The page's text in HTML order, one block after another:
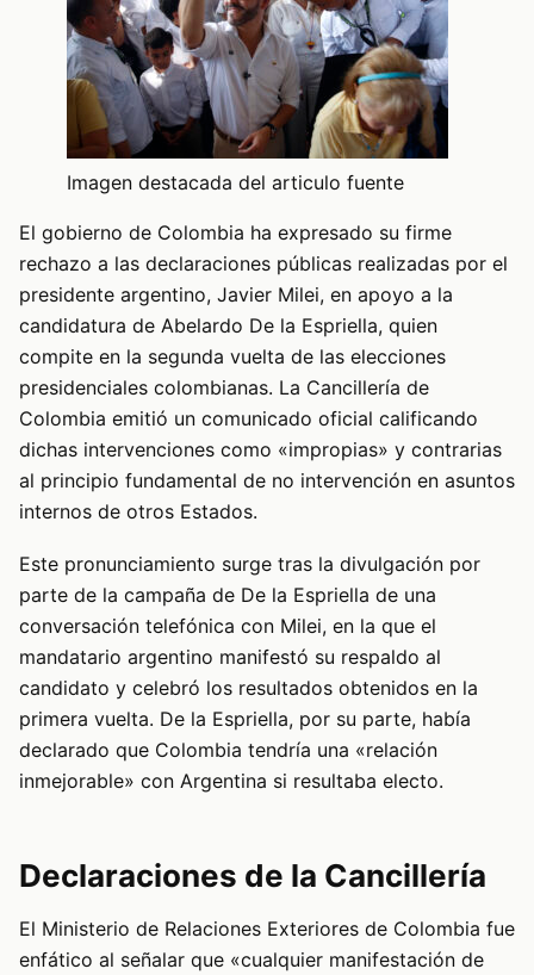
Imagen destacada del articulo fuente
El gobierno de Colombia ha expresado su firme
rechazo a las declaraciones públicas realizadas por el
presidente argentino, Javier Milei, en apoyo a la
candidatura de Abelardo De la Espriella, quien
compite en la segunda vuelta de las elecciones
presidenciales colombianas. La Cancillería de
Colombia emitió un comunicado oficial calificando
dichas intervenciones como «impropias» y contrarias
al principio fundamental de no intervención en asuntos
internos de otros Estados.
Este pronunciamiento surge tras la divulgación por
parte de la campaña de De la Espriella de una
conversación telefónica con Milei, en la que el
mandatario argentino manifestó su respaldo al
candidato y celebró los resultados obtenidos en la
primera vuelta. De la Espriella, por su parte, había
declarado que Colombia tendría una «relación
inmejorable» con Argentina si resultaba electo.
Declaraciones de la Cancillería
El Ministerio de Relaciones Exteriores de Colombia fue
enfático al señalar que «cualquier manifestación de